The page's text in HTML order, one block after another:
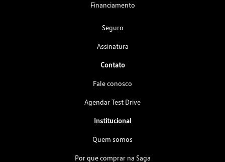
Financiamento
Seguro
Assinatura
Contato
Fale conosco
Agendar Test Drive
Institucional
Quem somos
Por que comprar na Saga